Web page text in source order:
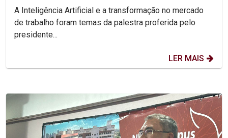
Jornada Unicap...
A Inteligência Artificial e a transformação no mercado
de trabalho foram temas da palestra proferida pelo
presidente...
LER MAIS